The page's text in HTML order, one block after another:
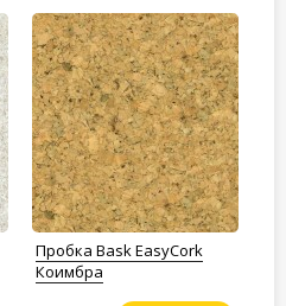
Пробка Bask EasyCork
Коимбра